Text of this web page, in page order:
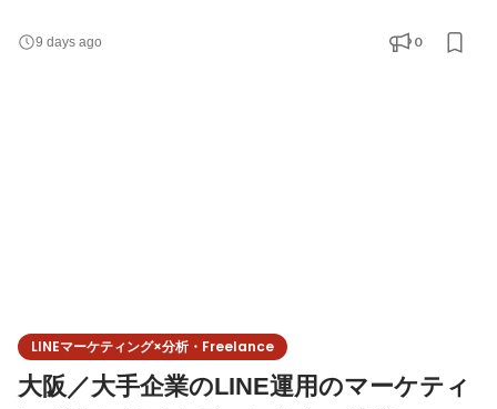
な方にお勧め！ ✔企画の立案、進行管理の他、画像作成、撮影や
記事のライティング、などの制作分野から、効果検証領域まで幅
9 days ago 0
LINEマーケティング×分析・Freelance
大阪／大手企業のLINE運用のマーケティ